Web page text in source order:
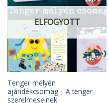
ELFOGYOTT
Tenger mélyén
ajándékcsomag | A tenger
szerelmeseinek